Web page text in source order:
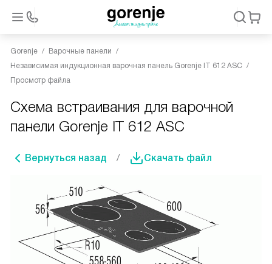
Gorenje
Варочные панели
Независимая индукционная варочная панель Gorenje IT 612 ASC
Просмотр файла
Схема встраивания для варочной
панели Gorenje IT 612 ASC
Вернуться назад Скачать файл